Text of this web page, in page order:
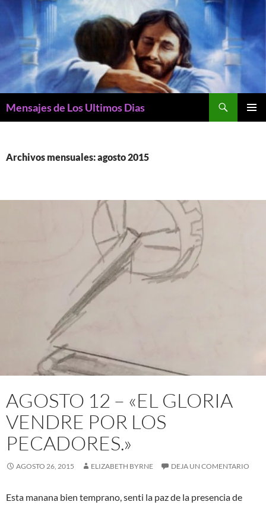
Mensajes de Los Ultimos Dias
Archivos mensuales: agosto 2015
AGOSTO 12 – «EL GLORIA
VENDRE POR LOS
PECADORES.»
AGOSTO 26, 2015 ELIZABETH BYRNE DEJA UN COMENTARIO
Esta manana bien temprano, senti la paz de la presencia de